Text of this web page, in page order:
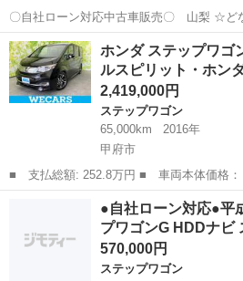
〇自社ローン対応中古車販売〇 山梨 ☆どなたでもローン対応可能
☆ １、勤続年数の短い方や自営
される主婦の方や派遣社員の方 ３、自己破
組めない方 ４、他...
山梨 甲府市 ステップワゴン 車
ホンダ ステップワゴ
ルスピリット・ホ
2,419,000円
ステップワゴン
65,000km
2016年
甲府市
■ 支払総額: 252.8万円 ■ 車両本体価格： 2,419,000 円 ■ メーカ
ー名： ホンダ ■ 車種名： ステップワ
名： スパーダクールスピリット・ホン
ステップワゴン
●自社ローン対応●平
プワゴンG HDDナビ
570,000円
ステップワゴン